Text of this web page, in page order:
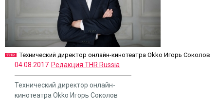
Технический директор онлайн-кинотеатра Okko Игорь Соколов
04.08.2017 Редакция THR Russia
Технический директор онлайн-
кинотеатра Okko Игорь Соколов